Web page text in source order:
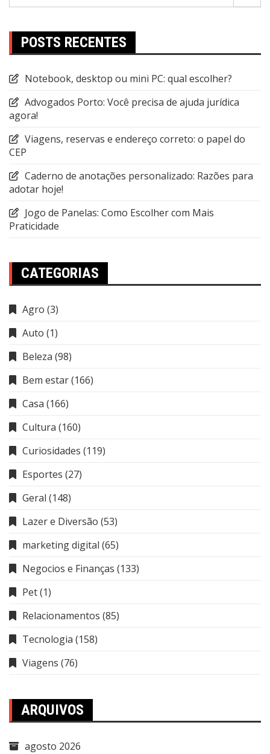
POSTS RECENTES
Notebook, desktop ou mini PC: qual escolher?
Advogados Porto: Você precisa de ajuda jurídica
agora!
Viagens, reservas e endereço correto: o papel do
CEP
Caderno de anotações personalizado: Razões para
adotar hoje!
Jogo de Panelas: Como Escolher com Mais
Praticidade
CATEGORIAS
Agro (3)
Auto (1)
Beleza (98)
Bem estar(166)
Casa (166)
Cultura (160)
Curiosidades (119)
Esportes (27)
Geral (148)
Lazer e Diversão (53)
marketing digital (65)
Negocios e Finanças (133)
Pet(1)
Relacionamentos (85)
Tecnologia (158)
Viagens (76)
ARQUIVOS
agosto 2026